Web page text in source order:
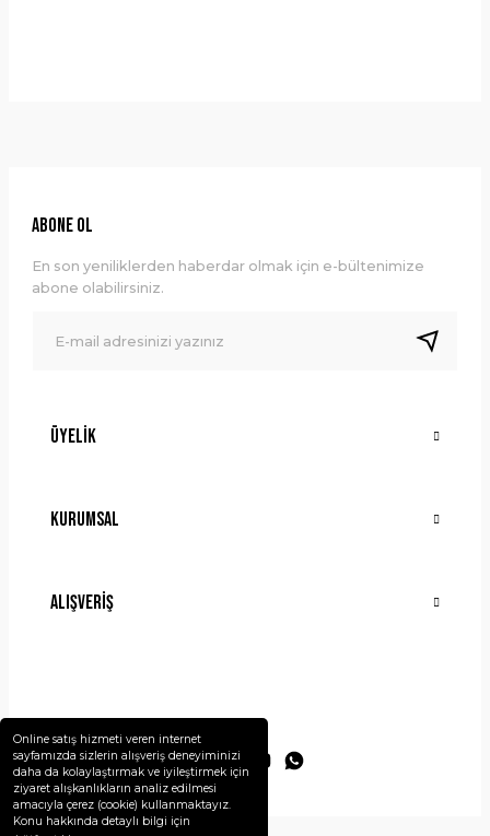
Online satış hizmeti veren internet
sayfamızda sizlerin alışveriş deneyiminizi
daha da kolaylaştırmak ve iyileştirmek için
ziyaret alışkanlıkların analiz edilmesi
amacıyla çerez (cookie) kullanmaktayız.
Konu hakkında detaylı bilgi için
Ürün resmi kalitesiz, bozuk veya görüntülenemiyor.
Ürün bilgilerinde hatalar bulunuyor.
Bu ürüne benzer farklı alternatifler olmalı.
Üyelik
Kurumsal
Alışveriş
ABONE OL
En son yeniliklerden haberdar olmak için e-bültenimize
abone olabilirsiniz.